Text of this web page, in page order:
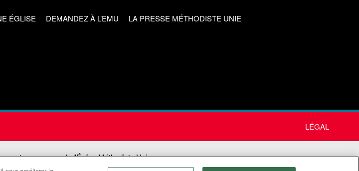
ÉGLISE DEMANDEZ À L’EMU LA PRESSE MÉTHODISTE UNIE
LÉGAL
est une agence de l'Église Méthodiste Unie